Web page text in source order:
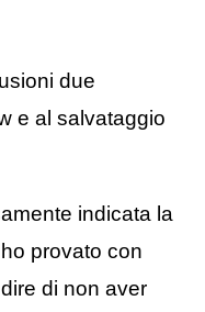
due
e al salvataggio
indicata la
provato con
di non aver